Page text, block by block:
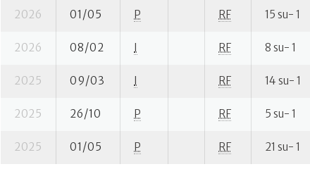
2026 01/05 P RF 15 su- 1
2026 08/02 I RF 8 su- 1
2025 09/03 I RF 14 su- 1
2025 26/10 P RF 5 su- 1
2025 01/05 P RF 21 su- 1